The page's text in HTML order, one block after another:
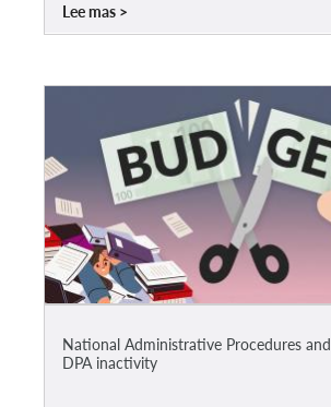
Lee mas
National Administrative Procedures and
DPA inactivity